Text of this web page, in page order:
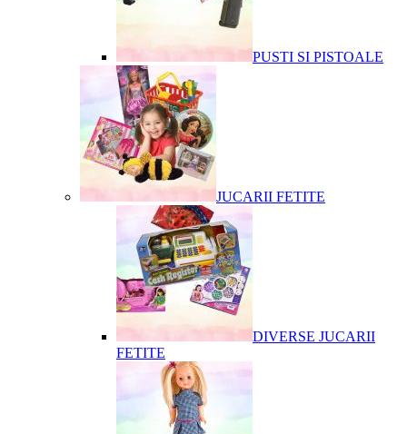
PUSTI SI PISTOALE
JUCARII FETITE
DIVERSE JUCARII
FETITE